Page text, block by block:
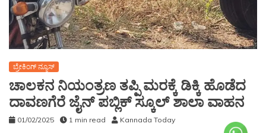
ಬ್ರೇಕಿಂಗ್ ನ್ಯೂಸ್
ಚಾಲಕನ ನಿಯಂತ್ರಣ ತಪ್ಪಿ ಮರಕ್ಕೆ ಡಿಕ್ಕಿ ಹೊಡೆದ
ದಾವಣಗೆರೆ ಜೈನ್ ಪಬ್ಲಿಕ್ ಸ್ಕೂಲ್ ಶಾಲಾ ವಾಹನ
01/02/2025 1 min read Kannada Today